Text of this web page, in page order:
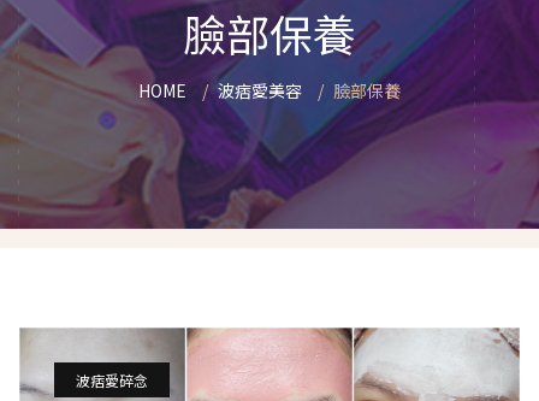
臉部保養
HOME 波痞愛美容 臉部保養
波痞愛碎念